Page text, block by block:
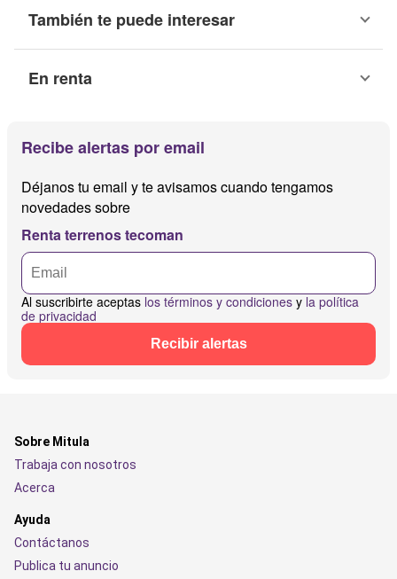
También te puede interesar
En renta
Recibe alertas por email
Déjanos tu email y te avisamos cuando tengamos
novedades sobre
Renta terrenos tecoman
Al suscribirte aceptas los términos y condiciones y la política
de privacidad
Recibir alertas
Sobre Mitula
Trabaja con nosotros
Acerca
Ayuda
Contáctanos
Publica tu anuncio